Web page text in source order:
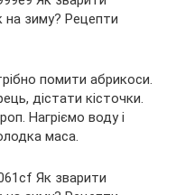
помити абрикоси.
дістати кісточки.
Нагріємо воду і
маса.